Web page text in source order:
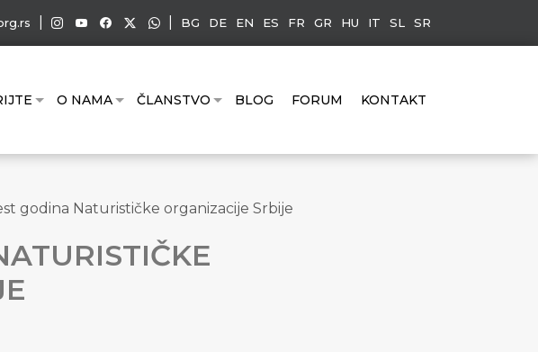
BG DE EN ES FR GR HU IT SL SR
O NAMA ČLANSTVO BLOG FORUM KONTAKT
godina Naturističke organizacije Srbije